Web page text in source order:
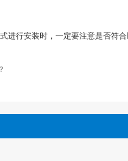
进行安装时，一定要注意是否符